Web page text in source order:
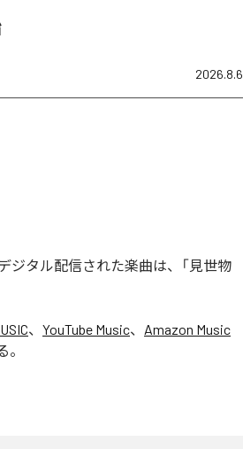
2026.8.6
ジタル配信された楽曲は、「見世物
、 YouTube Music、 Amazon Music